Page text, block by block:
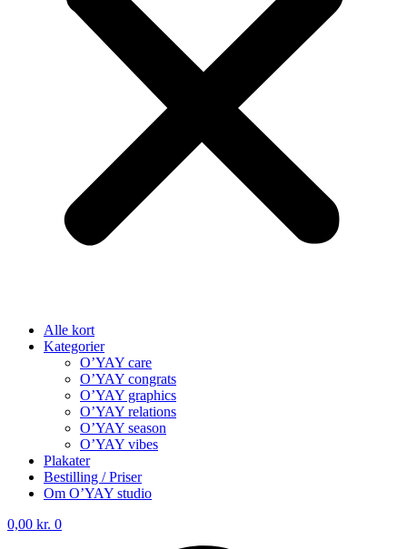
Alle kort
Kategorier
O’YAY care
O’YAY congrats
O’YAY graphics
O’YAY relations
O’YAY season
O’YAY vibes
Plakater
Bestilling / Priser
Om O’YAY studio
0,00 kr. 0